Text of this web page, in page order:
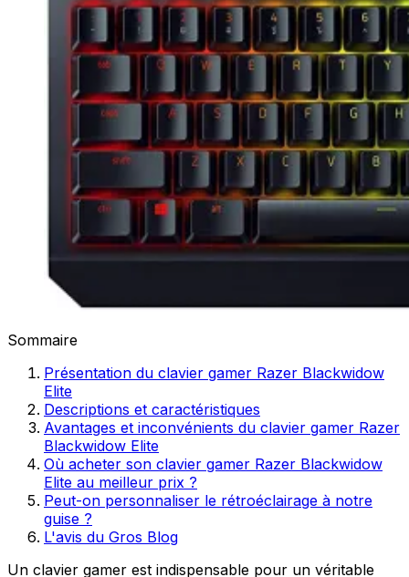
Sommaire
Présentation du clavier gamer Razer Blackwidow
Elite
Descriptions et caractéristiques
Avantages et inconvénients du clavier gamer Razer
Blackwidow Elite
Où acheter son clavier gamer Razer Blackwidow
Elite au meilleur prix ?
Peut-on personnaliser le rétroéclairage à notre
guise ?
L'avis du Gros Blog
Un clavier gamer est indispensable pour un véritable